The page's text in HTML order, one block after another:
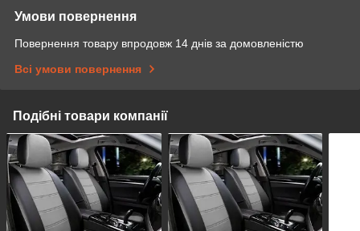
Умови повернення
Повернення товару впродовж 14 днів за домовленістю
Всі умови повернення
Подібні товари компанії